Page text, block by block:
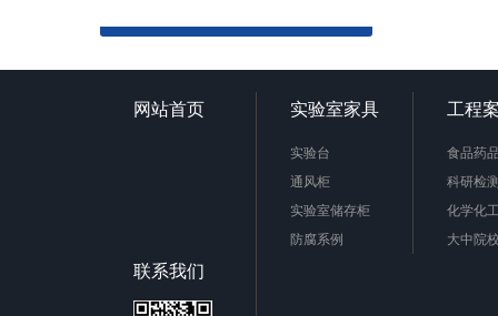
网站首页 实验室家具
实验台
通风柜
实验室储存柜
防腐系例
工程
食品药
科研检
化学化
大中院
联系我们